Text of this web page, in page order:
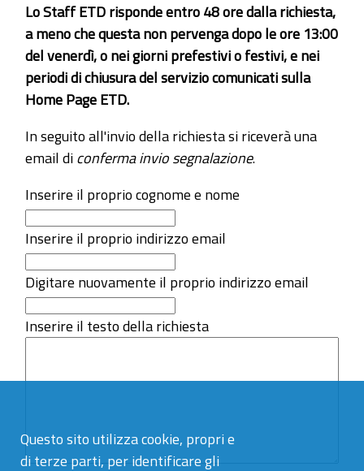
Questo sito utilizza cookie, propri e
di terze parti, per identificare gli
Lo Staff ETD risponde entro 48 ore dalla richiesta,
a meno che questa non pervenga dopo le ore 13:00
del venerdì, o nei giorni prefestivi o festivi, e nei
periodi di chiusura del servizio comunicati sulla
Home Page ETD.
In seguito all'invio della richiesta si riceverà una
email diconferma invio segnalazione.
Inserire il proprio cognome e nome
Inserire il proprio indirizzo email
Digitare nuovamente il proprio indirizzo email
Inserire il testo della richiesta